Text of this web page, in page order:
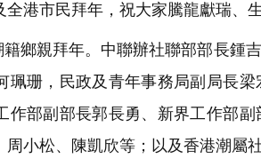
全港市民拜年，祝大家騰龍獻瑞、
鄉親拜年。中聯辦社聯部部長鍾
珮珊，民政及青年事務局副局長
作部副部長郭長勇、新界工作部
周小松、陳凱欣等；以及香港潮屬